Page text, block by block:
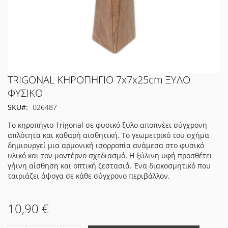
Μετάβαση
στην
αρχή
της
εικόνων
TRIGONAL ΚΗΡΟΠΗΓΙΟ 7x7x25cm ΞΥΛΟ
ΦΥΣΙΚΟ
SKU
026487
Το κηροπήγιο Trigonal σε φυσικό ξύλο αποπνέει σύγχρονη
απλότητα και καθαρή αισθητική. Το γεωμετρικό του σχήμα
δημιουργεί μια αρμονική ισορροπία ανάμεσα στο φυσικό
υλικό και τον μοντέρνο σχεδιασμό. Η ξύλινη υφή προσθέτει
γήινη αίσθηση και οπτική ζεστασιά. Ένα διακοσμητικό που
ταιριάζει άψογα σε κάθε σύγχρονο περιβάλλον.
10,90 €